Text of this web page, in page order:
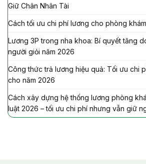
Giữ Chân Nhân Tài
Cách tối ưu chi phí lương cho phòng
Lương 3P trong nha khoa: Bí quyết tăng
người giỏi năm 2026
Công thức trả lương hiệu quả: Tối ưu chi
cho năm 2026
Cách xây dựng hệ thống lương phòng
luật 2026 – tối ưu chi phí nhưng vẫn giữ